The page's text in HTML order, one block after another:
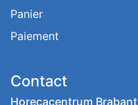
Panier
Paiement
Contact
Horecacentrum Brabant